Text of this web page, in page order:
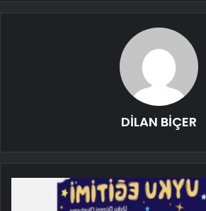
DİLAN BİÇER